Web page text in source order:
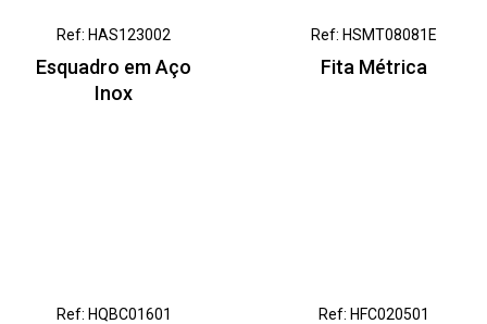
Ref: HAS123002
Esquadro em Aço
Inox
Ref: HSMT08081E
Fita Métrica
Ref: HQBC01601 Ref: HFC020501